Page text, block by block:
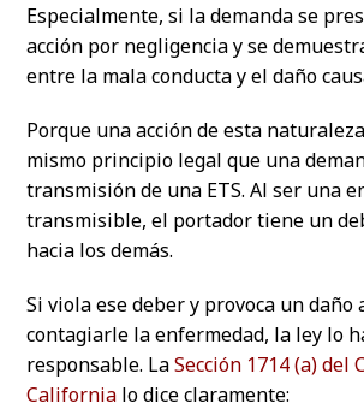
Especialmente, si la demanda se
acción por negligencia y se
entre la mala conducta y el daño
Porque una acción de esta
mismo principio legal que una
transmisión de una ETS. Al ser una
transmisible, el portador tiene un
hacia los demás.
Si viola ese deber y provoca un daño
contagiarle la enfermedad, la ley lo
responsable. LaSección 1714 (a) del
California lo dice claramente: